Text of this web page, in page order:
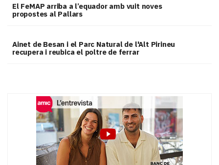
El FeMAP arriba a l’equador amb vuit noves
propostes al Pallars
Ainet de Besan i el Parc Natural de l'Alt Pirineu
recupera i reubica el poltre de ferrar